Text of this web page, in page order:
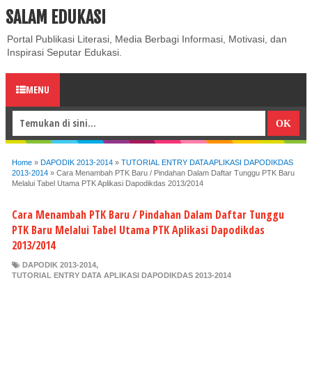
ABOUT CONTACT US
SALAM EDUKASI
Portal Publikasi Literasi, Media Berbagi Informasi, Motivasi, dan
Inspirasi Seputar Edukasi.
MENU
Home » DAPODIK 2013-2014 » TUTORIAL ENTRY DATA APLIKASI DAPODIKDAS
2013-2014 » Cara Menambah PTK Baru / Pindahan Dalam Daftar Tunggu PTK Baru
Melalui Tabel Utama PTK Aplikasi Dapodikdas 2013/2014
Cara Menambah PTK Baru / Pindahan Dalam Daftar Tunggu
PTK Baru Melalui Tabel Utama PTK Aplikasi Dapodikdas
2013/2014
DAPODIK 2013-2014,
TUTORIAL ENTRY DATA APLIKASI DAPODIKDAS 2013-2014